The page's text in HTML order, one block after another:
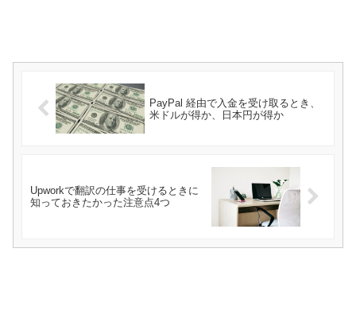
PayPal 経由で入金を受け取るとき、
米ドルが得か、日本円が得か
Upworkで翻訳の仕事を受けるときに
知っておきたかった注意点4つ